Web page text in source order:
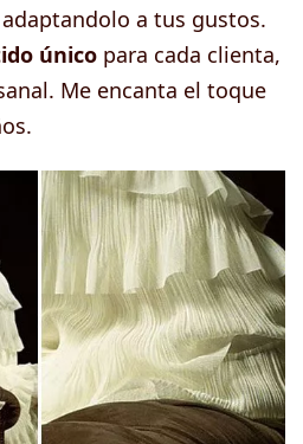
a tus gustos.
único para cada clienta,
Me encanta el toque